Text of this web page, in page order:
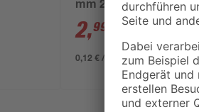
mm 25 kg
2,99
0,12 € / Kilogramm